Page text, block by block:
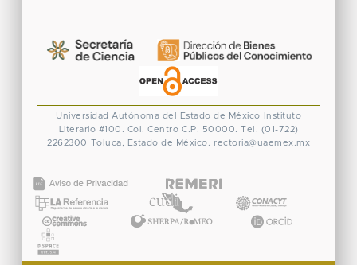
Universidad Autónoma del Estado de México
Instituto
Literario #100. Col. Centro C.P. 50000. Tel. (01-722)
2262300 Toluca, Estado de México. rectoria@uaemex.mx